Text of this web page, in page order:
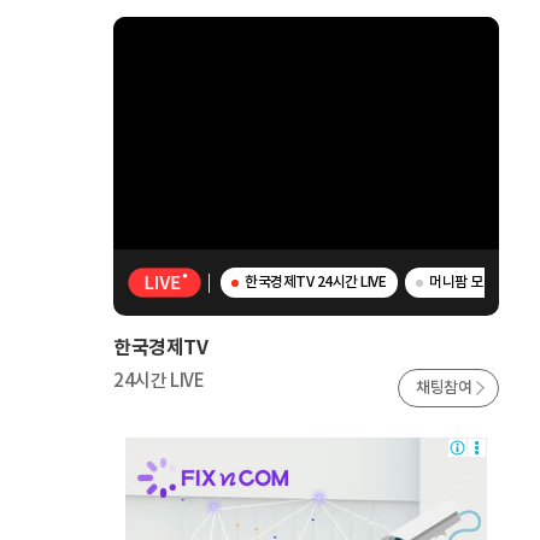
한국경제TV 24시간 LIVE 머니팜 모닝라이브
한국경제TV
24시간 LIVE 채팅참여